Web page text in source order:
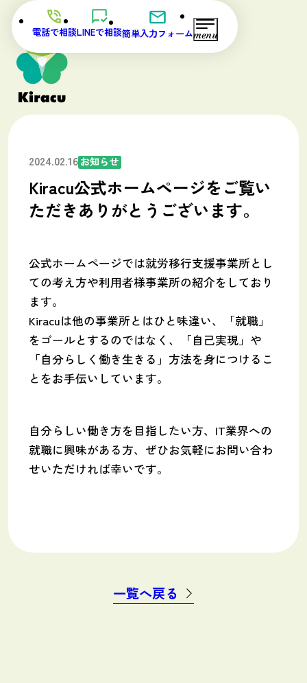
電話で相談LINEで相談簡単入力フォーム
2024.02.16お知らせ
Kiracu公式ホームページをご覧い
ただきありがとうございます。
公式ホームページでは就労移行支援事業所とし
ての考え方や利用者様事業所の紹介をしており
ます。
Kiracuは他の事業所とはひと味違い、「就職」
をゴールとするのではなく、「自己実現」や
「自分らしく働き生きる」方法を身につけるこ
とをお手伝いしています。
自分らしい働き方を目指したい方、IT業界への
就職に興味がある方、ぜひお気軽にお問い合わ
せいただければ幸いです。
一覧へ戻る